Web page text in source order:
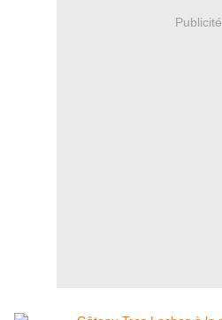
Publicité